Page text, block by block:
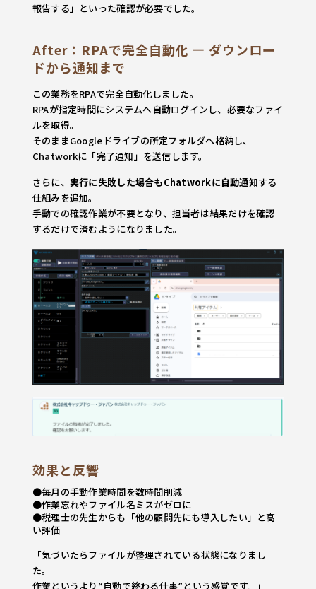
報告する」といった確認が必要でした。
After：RPAで完全自動化 ― ダウンロー
ドから通知まで
この業務をRPAで完全自動化しました。
RPAが指定時間にシステムへ自動ログインし、必要なファイ
ルを取得。
そのままGoogleドライブの所定フォルダへ格納し、
Chatworkに「完了通知」を送信します。
さらに、 実行に失敗した場合もChatworkに自動通知する
仕組みを追加。
手動での確認作業が不要となり、担当者は結果だけを確認
するだけで済むようになりました。
効果と反響
●毎月の手動作業時間を数時間削減
●作業忘れやファイル名ミスがゼロに
●税理士の先生からも「他の顧問先にも導入したい」と高
い評価
「気づいたらファイルが整理されている状態になりまし
た。
作業というより“自動で終わる仕事”という感覚です。」